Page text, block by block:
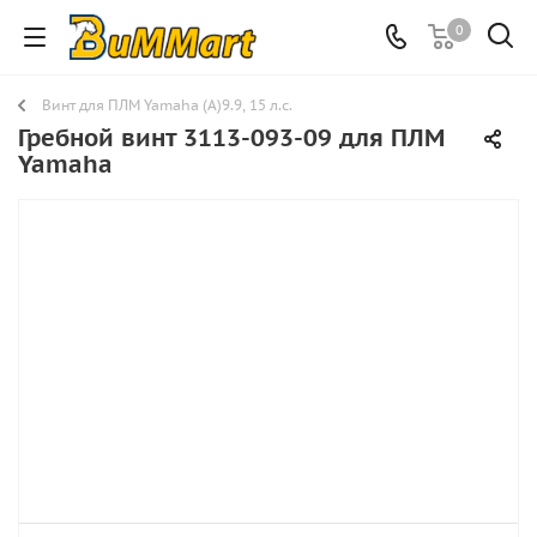
0
Винт для ПЛМ Yamaha (A)9.9, 15 л.с.
Гребной винт 3113-093-09 для ПЛМ
Yamaha